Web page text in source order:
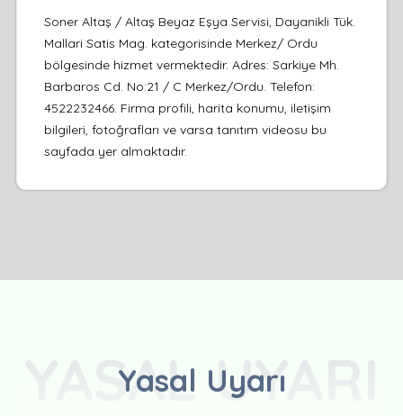
Soner Altaş / Altaş Beyaz Eşya Servisi, Dayanikli Tük.
Mallari Satis Mag. kategorisinde Merkez/ Ordu
bölgesinde hizmet vermektedir. Adres: Sarkiye Mh.
Barbaros Cd. No:21 / C Merkez/Ordu. Telefon:
4522232466. Firma profili, harita konumu, iletişim
bilgileri, fotoğrafları ve varsa tanıtım videosu bu
sayfada yer almaktadır.
Yasal Uyarı
YASAL UYARI